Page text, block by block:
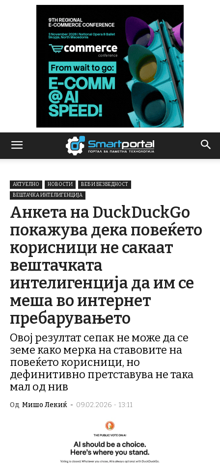
АКТУЕЛНО НОВОСТИ
ВЕБ И БЕЗБЕДНОСТ
ВЕШТАЧКА ИНТЕЛИГЕНЦИЈА
Анкета на DuckDuckGo
покажува дека повеќето
корисници не сакаат
вештачката
интелигенција да им се
меша во интернет
пребарувањето
Овој резултат сепак не може да се
земе како мерка на ставовите на
повеќето корисници, но
дефинитивно претставува не така
мал од нив
Од Мишо Лекиќ - 09.02.2026 - 13:11